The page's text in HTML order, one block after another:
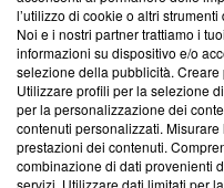
Corporate
Redazione
Informativa Privacy
Cookie Policy
l’utilizzo di cookie o altri
Noi e i nostri partner trattiamo i
informazioni su dispositivo e/o
selezione della pubblicità.
Utilizzare profili per la selezione
per la personalizzazione dei
contenuti personalizzati.
prestazioni dei contenuti.
combinazione di dati provenienti
servizi. Utilizzare dati limitati per